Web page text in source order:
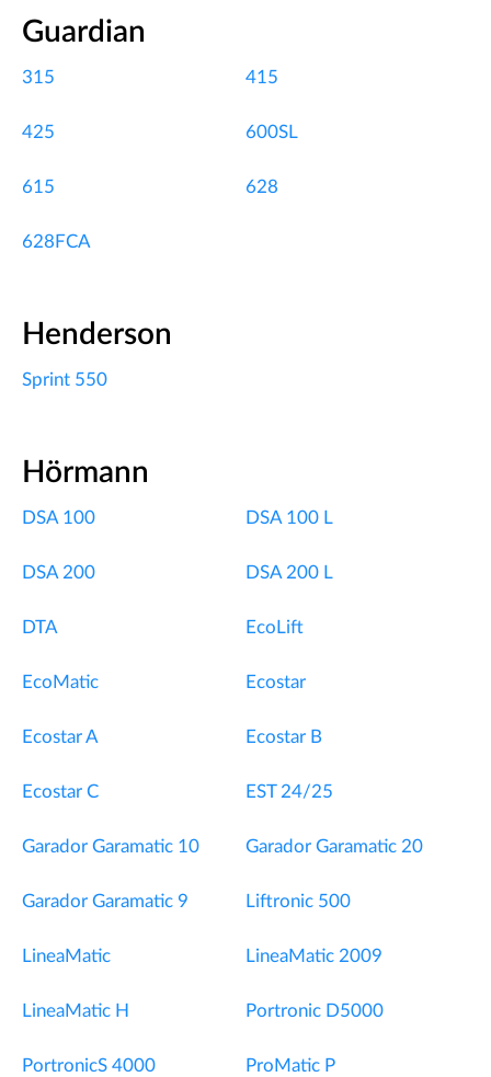
Guardian
315 415
425 600SL
615 628
628FCA
Henderson
Sprint 550
Hörmann
DSA 100 DSA 100 L
DSA 200 DSA 200 L
DTA EcoLift
EcoMatic Ecostar
Ecostar A Ecostar B
Ecostar C EST 24/25
Garador Garamatic 10 Garador Garamatic 20
Garador Garamatic 9 Liftronic 500
LineaMatic LineaMatic 2009
LineaMatic H Portronic D5000
PortronicS 4000 ProMatic P